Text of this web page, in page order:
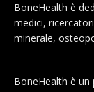
BoneHealth è
medici,
minerale,
BoneHealth è